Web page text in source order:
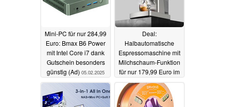
Mini-PC für nur 284,99
Euro: Bmax B6 Power
mit Intel Core i7 dank
Gutschein besonders
günstig (Ad) 05.02.2025
Deal:
Halbautomatische
Espressomaschine mit
Milchschaum-Funktion
für nur 179,99 Euro im
Angebot (Ad)04.02.2025